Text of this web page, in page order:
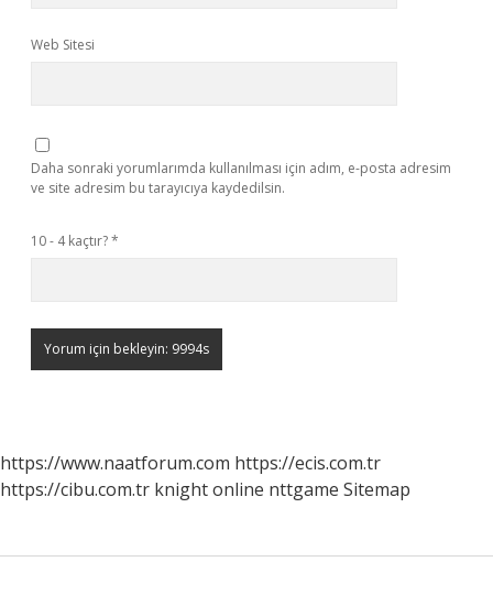
Web Sitesi
Daha sonraki yorumlarımda kullanılması için adım, e-posta adresim
ve site adresim bu tarayıcıya kaydedilsin.
10 - 4 kaçtır?*
https://www.naatforum.com https://ecis.com.tr
https://cibu.com.tr knight online nttgame Sitemap